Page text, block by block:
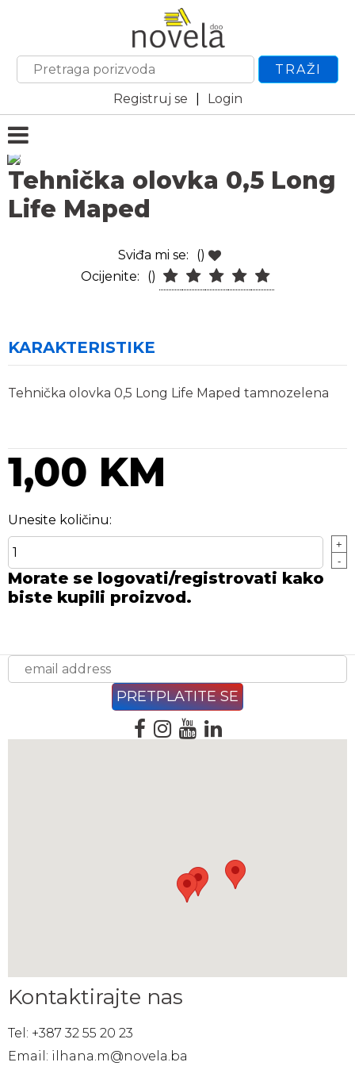
TRAŽI
Registruj se
Login
Tehnička olovka 0,5 Long
Life Maped
Sviđa mi se:
()
Ocijenite:
()
KARAKTERISTIKE
Tehnička olovka 0,5 Long Life Maped tamnozelena
1,00 KM
Unesite količinu:
+
-
Morate se logovati/registrovati kako
biste kupili proizvod.
Kontaktirajte nas
Tel: +387 32 55 20 23
Email: ilhana.m@novela.ba